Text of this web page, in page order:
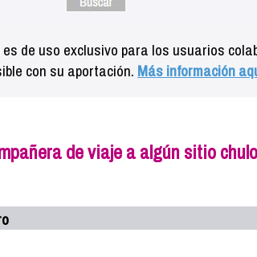
de uso exclusivo para los usuarios
con su aportación. Más información
de viaje a algún sitio